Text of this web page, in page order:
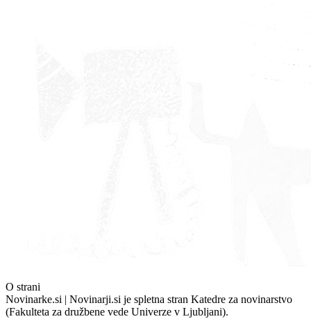
O strani
Novinarke.si | Novinarji.si je spletna stran Katedre za novinarstvo
(Fakulteta za družbene vede Univerze v Ljubljani).